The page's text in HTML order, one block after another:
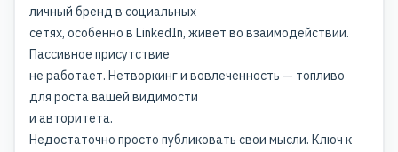
личный бренд в социальных
сетях, особенно в LinkedIn, живет во взаимодействии.
Пассивное присутствие
не работает. Нетворкинг и вовлеченность — топливо
для роста вашей видимости
и авторитета.
Недостаточно просто публиковать свои мысли. Ключ к